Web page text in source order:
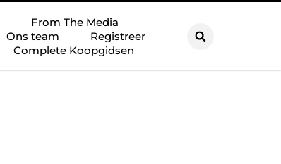
From The Media
Ons team
Registreer
Complete Koopgidsen